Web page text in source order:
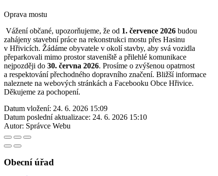
Oprava mostu
Vážení občané, upozorňujeme, že od 1. července 2026 budou
zahájeny stavební práce na rekonstrukci mostu přes Hasinu
v Hřivicích. Žádáme obyvatele v okolí stavby, aby svá vozidla
přeparkovali mimo prostor staveniště a přilehlé komunikace
nejpozději do 30. června 2026. Prosíme o zvýšenou opatrnost
a respektování přechodného dopravního značení. Bližší informace
naleznete na webových stránkách a Facebooku Obce Hřivice.
Děkujeme za pochopení.
Datum vložení: 24. 6. 2026 15:09
Datum poslední aktualizace: 24. 6. 2026 15:10
Autor: Správce Webu
Obecní úřad